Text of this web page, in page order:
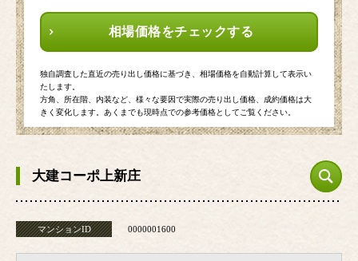
相場価格をチェックする
独自調査した直近の売り出し価格に基づき、相場価格を自動計算して表示い
たします。
方角、所在階、内装など、様々な要因で実際の売り出し価格、成約価格は大
きく変化します。あくまでも現時点での参考価格としてご覧ください。
大建コーポ上新庄
マンションID 0000001600